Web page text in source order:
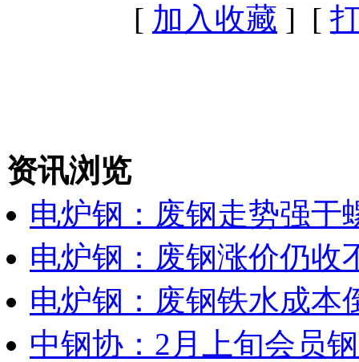
[ 加入收藏 ] [
资讯浏览
电炉钢：废钢走势强于
电炉钢：废钢涨价仍收
电炉钢：废钢铁水成本
中钢协：2月上旬会员